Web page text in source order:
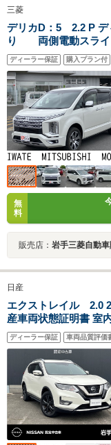
三菱
デリカD：5 2.2 P
り 両側電動スライ
サイドステップ
ディーラー保証 購入プラン付
無
料
販売店： 岩手三菱自動
日産
エクストレイル 2.0
産車両状態証明書 室
コート施工済み
ディーラー保証 車両品質評価